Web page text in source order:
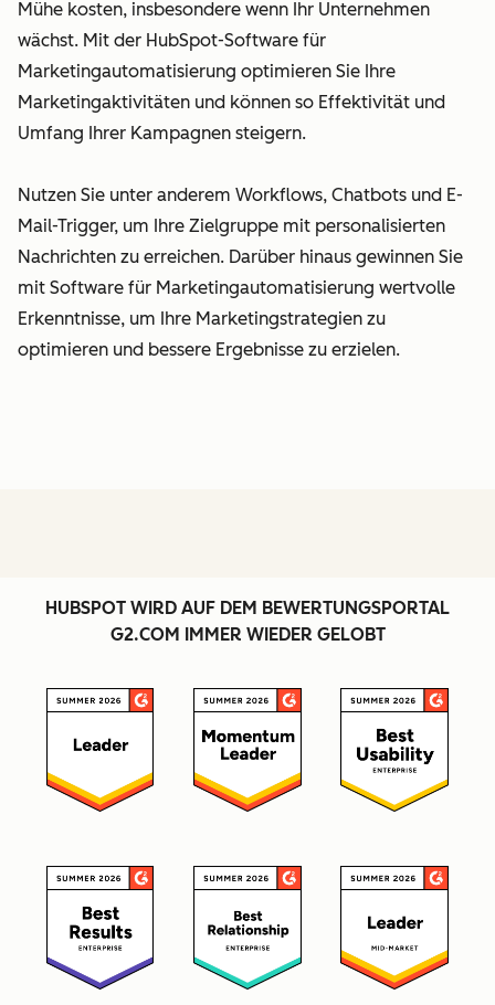
Mühe kosten, insbesondere wenn Ihr Unternehmen
wächst. Mit der HubSpot-Software für
Marketingautomatisierung optimieren Sie Ihre
Marketingaktivitäten und können so Effektivität und
Umfang Ihrer Kampagnen steigern.
Nutzen Sie unter anderem Workflows, Chatbots und E-
Mail-Trigger, um Ihre Zielgruppe mit personalisierten
Nachrichten zu erreichen. Darüber hinaus gewinnen Sie
mit Software für Marketingautomatisierung wertvolle
Erkenntnisse, um Ihre Marketingstrategien zu
optimieren und bessere Ergebnisse zu erzielen.
HUBSPOT WIRD AUF DEM BEWERTUNGSPORTAL
G2.COM IMMER WIEDER GELOBT